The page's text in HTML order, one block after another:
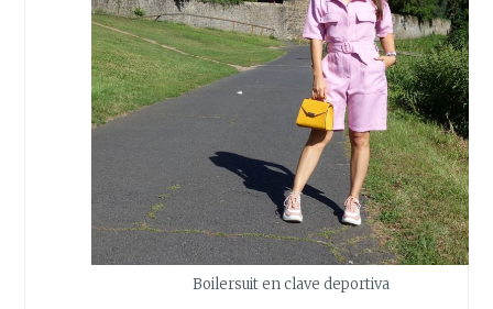
Boilersuit en clave deportiva